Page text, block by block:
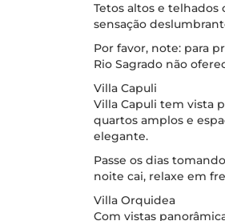
Tetos altos e
sensação
Por favor, note: para
Rio Sagrado não
Villa Capuli
Villa Capuli tem vista
quartos amplos e
elegante.
Passe os dias
noite cai, relaxe em
Villa Orquidea
Com vistas